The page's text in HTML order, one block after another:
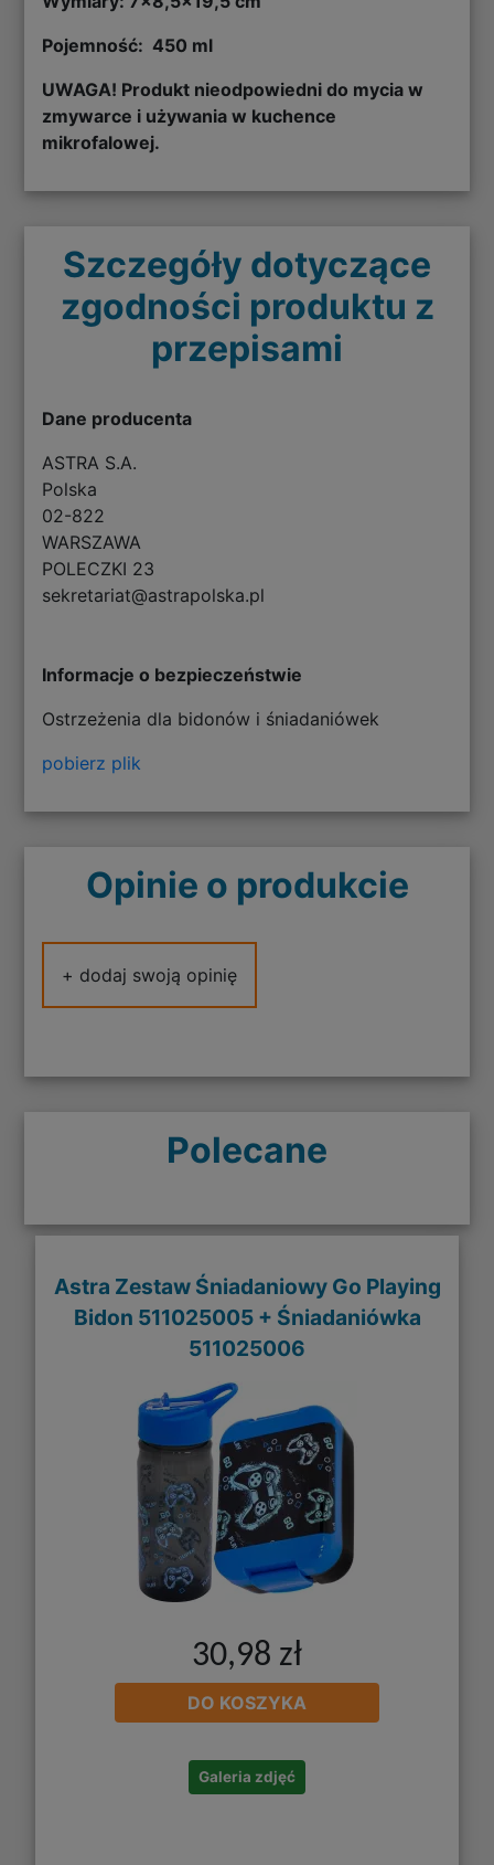
Pojemność: 450 ml
UWAGA! Produkt nieodpowiedni do mycia w
zmywarce i używania w kuchence
mikrofalowej.
Szczegóły dotyczące
zgodności produktu z
przepisami
Dane producenta
ASTRA S.A.
Polska
02-822
WARSZAWA
POLECZKI 23
sekretariat@astrapolska.pl
Informacje o bezpieczeństwie
Ostrzeżenia dla bidonów i śniadaniówek
pobierz plik
Opinie o produkcie
+ dodaj swoją opinię
Polecane
Astra Zestaw Śniadaniowy Go Playing
Bidon 511025005 + Śniadaniówka
511025006
30,98 zł
DO KOSZYKA
Galeria zdjęć